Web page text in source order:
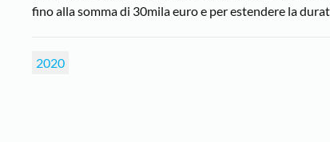
fino alla somma di 30mila euro e per estendere la
2020